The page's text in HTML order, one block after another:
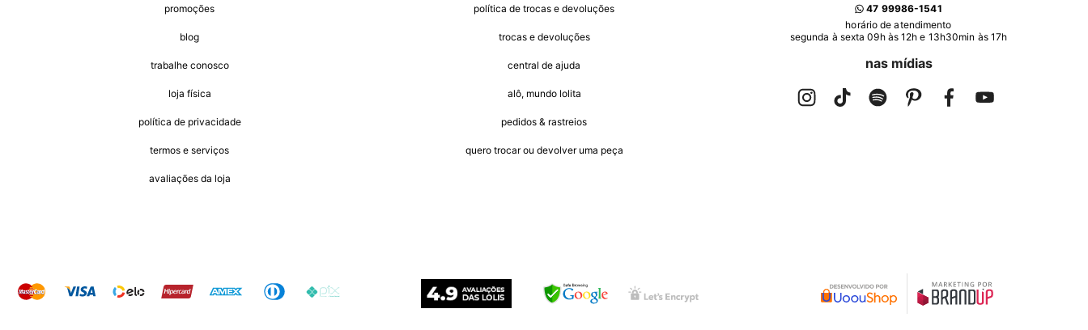
promoções
blog
trabalhe conosco
loja física
política de privacidade
termos e serviços
avaliações da loja
política de trocas e devoluções
trocas e devoluções
central de ajuda
alô, mundo lolita
pedidos & rastreios
quero trocar ou devolver uma peça
47 99986-1541
horário de atendimento
segunda à sexta 09h às 12h e 13h30min às 17h
nas mídias